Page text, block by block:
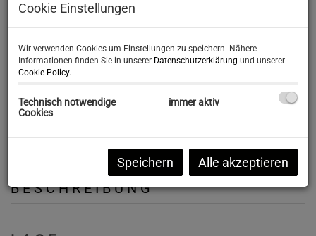
BESCHREIBUNG
Cookie Einstellungen
Wir verwenden Cookies um Einstellungen zu speichern. Nähere
Informationen finden Sie in unserer Datenschutzerklärung und unserer
Cookie Policy.
Technisch notwendige
Cookies
immer aktiv
Speichern Alle akzeptieren